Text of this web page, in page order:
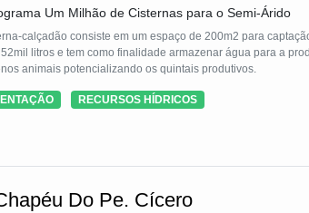
Um Milhão de Cisternas para o Semi-Árido
calçadão consiste em um espaço de 200m2 para
litros e tem como finalidade armazenar água para a
animais potencializando os quintais produtivos.
RECURSOS HÍDRICOS
Do Pe. Cícero